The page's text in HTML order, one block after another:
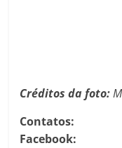
Créditos da foto:
Contatos:
Facebook: